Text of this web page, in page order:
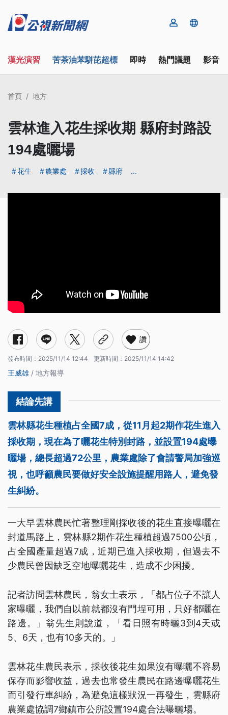
漢光演習 苦茶油苯駢芘超標 即時 熱門議題 影音
首頁 地方
雲林進入花生採收期 縣府封路設
194處曬場
花生 農業處 採收 縣府 ...
讚
發布時間： 2025/11/14 12:44 更新時間： 2025/11/14 14:42
王威雄 / 地方報導
雲林縣花生種植占全國7成，從11月起2期作花生進入
採收期，現在為了曬花生特別封路，並設置194處曝
曬場，總長超過72公里，農業處除了會請警局加強巡
視，也呼籲農民要做好安全設施提醒用路人，避免發
生糾紛。
一大早雲林農民忙著整理剛採收後的花生直接曝曬在
封道馬路上，雲林縣2期作花生種植超過7500公頃，
占全國產量超過7成，近期已進入採收期，但過去不
少農民曾因缺乏空地曝曬花生，造成不少困擾。
記者訪問雲林農民，翁女士表示，「都占位子不讓人
家曝曬，我們自以前就都沒有門埕可用，只好都曬在
路邊。」翁先生則說道，「看日照有時曬3到4天或
5、6天，也有10多天的。」
雲林花生農民表示，採收後花生如果沒有曝曬不容易
保存而影響收益，過去也常發生農民在路邊曝曬花生
而引發行車糾紛，為避免這樣狀況一再發生，雲縣府
農業處協調7鄉鎮市公所設置194處合法曝曬場。